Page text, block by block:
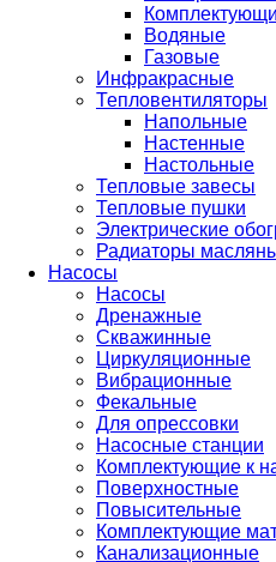
Водяные
Газовые
Инфракрасные
Тепловентиляторы
Напольные
Настенные
Настольные
Тепловые завесы
Тепловые пушки
Электрические
Радиаторы
Насосы
Насосы
Дренажные
Скважинные
Циркуляционные
Вибрационные
Фекальные
Для опрессовки
Насосные станции
Комплектующие к
Поверхностные
Повысительные
Комплектующие
Канализационные